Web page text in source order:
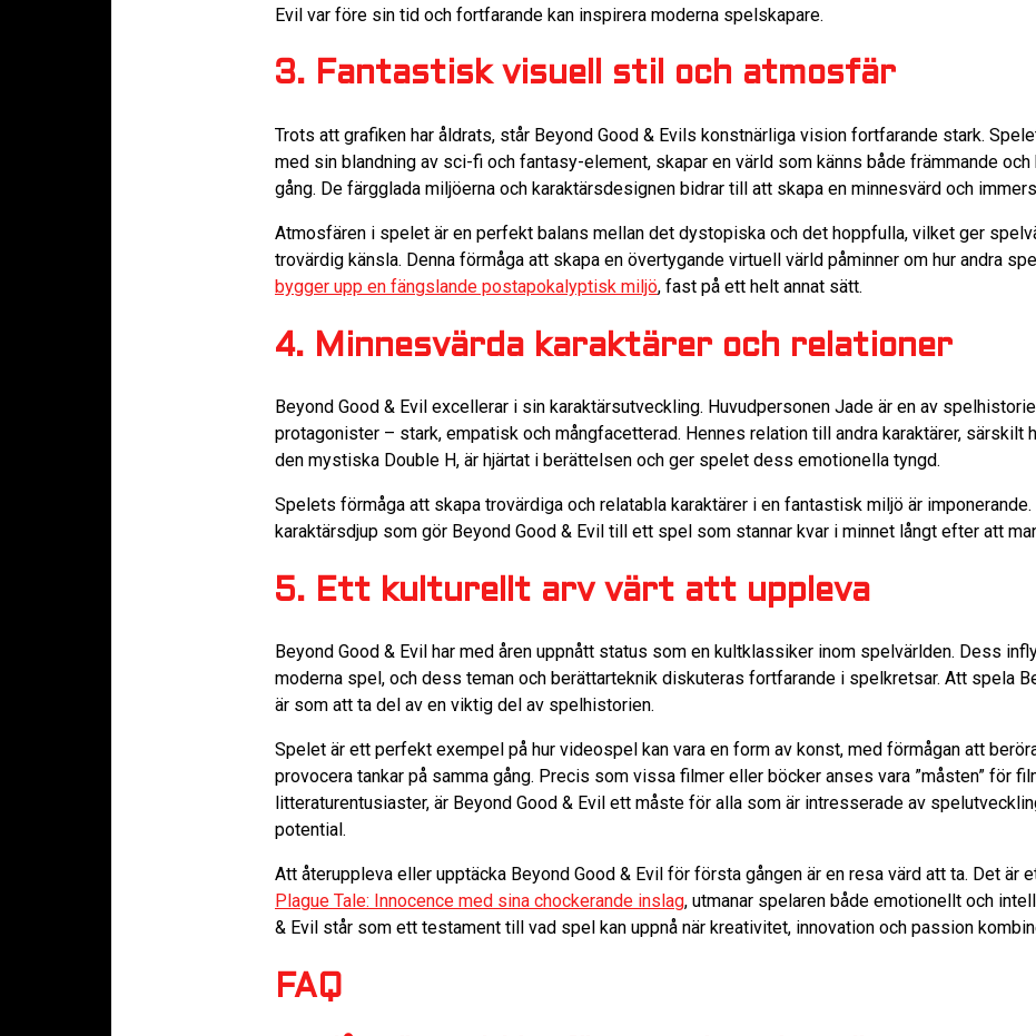
Evil var före sin tid och fortfarande kan inspirera moderna spelskapare.
3. Fantastisk visuell stil och atmosfär
Trots att grafiken har åldrats, står Beyond Good & Evils konstnärliga vision fortfarande stark.
med sin blandning av sci-fi och fantasy-element, skapar en värld som känns både främmande
gång. De färgglada miljöerna och karaktärsdesignen bidrar till att skapa en minnesvärd och
Atmosfären i spelet är en perfekt balans mellan det dystopiska och det hoppfulla, vilket ger
trovärdig känsla. Denna förmåga att skapa en övertygande virtuell värld påminner om hur andra
bygger upp en fängslande postapokalyptisk miljö, fast på ett helt annat sätt.
4. Minnesvärda karaktärer och relationer
Beyond Good & Evil excellerar i sin karaktärsutveckling. Huvudpersonen Jade är en av
protagonister – stark, empatisk och mångfacetterad. Hennes relation till andra karaktärer, särskilt
den mystiska Double H, är hjärtat i berättelsen och ger spelet dess emotionella tyngd.
Spelets förmåga att skapa trovärdiga och relatabla karaktärer i en fantastisk miljö är imponerande.
karaktärsdjup som gör Beyond Good & Evil till ett spel som stannar kvar i minnet långt efter att
5. Ett kulturellt arv värt att uppleva
Beyond Good & Evil har med åren uppnått status som en kultklassiker inom spelvärlden. Dess
moderna spel, och dess teman och berättarteknik diskuteras fortfarande i spelkretsar. Att spela
är som att ta del av en viktig del av spelhistorien.
Spelet är ett perfekt exempel på hur videospel kan vara en form av konst, med förmågan att
provocera tankar på samma gång. Precis som vissa filmer eller böcker anses vara ”måsten” för
litteraturentusiaster, är Beyond Good & Evil ett måste för alla som är intresserade av
potential.
Att återuppleva eller upptäcka Beyond Good & Evil för första gången är en resa värd att ta. Det är
Plague Tale: Innocence med sina chockerande inslag, utmanar spelaren både emotionellt och
& Evil står som ett testament till vad spel kan uppnå när kreativitet, innovation och passion
FAQ